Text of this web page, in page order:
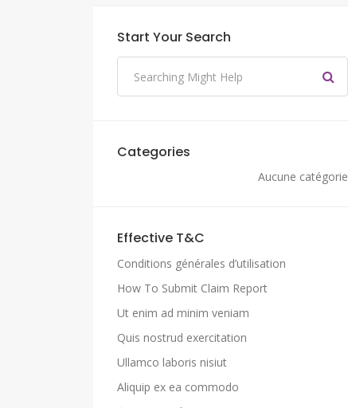
Start Your Search
Categories
Aucune catégorie
Effective T&C
Conditions générales d’utilisation
How To Submit Claim Report
Ut enim ad minim veniam
Quis nostrud exercitation
Ullamco laboris nisiut
Aliquip ex ea commodo